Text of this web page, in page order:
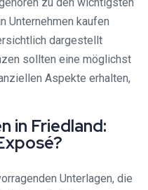
Unternehmen kaufen
dargestellt
sollten eine möglichst
Aspekte erhalten,
in Friedland:
Unterlagen, die